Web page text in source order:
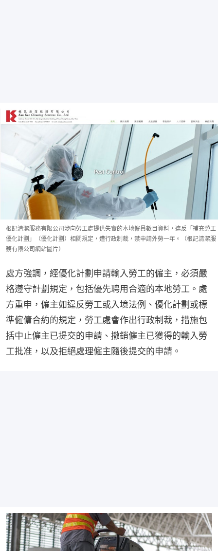
根記清潔服務有限公司涉向勞工處提供失實的本地僱員數目資料，違反「補充勞工
優化計劃」（優化計劃）相關規定，遭行政制裁，禁申請外勞一年。（根記清潔服
務有限公司網站圖片）
處方強調，經優化計劃申請輸入勞工的僱主，必須嚴
格遵守計劃規定，包括優先聘用合適的本地勞工。處
方重申，僱主如違反勞工或入境法例、優化計劃或標
準僱傭合約的規定，勞工處會作出行政制裁，措施包
括中止僱主已提交的申請、撤銷僱主已獲得的輸入勞
工批准，以及拒絕處理僱主隨後提交的申請。